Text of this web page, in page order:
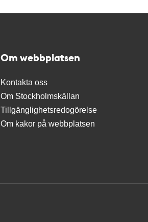
Om webbplatsen
Kontakta oss
Om Stockholmskällan
Tillgänglighetsredogörelse
Om kakor på webbplatsen